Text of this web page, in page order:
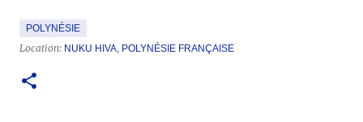
POLYNÉSIE
Location: NUKU HIVA, POLYNÉSIE FRANÇAISE